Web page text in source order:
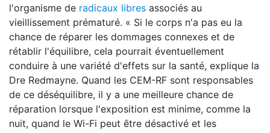
l'organisme de radicaux libres associés au
vieillissement prématuré. « Si le corps n'a pas eu la
chance de réparer les dommages connexes et de
rétablir l'équilibre, cela pourrait éventuellement
conduire à une variété d'effets sur la santé, explique la
Dre Redmayne. Quand les CEM-RF sont responsables
de ce déséquilibre, il y a une meilleure chance de
réparation lorsque l'exposition est minime, comme la
nuit, quand le Wi-Fi peut être désactivé et les